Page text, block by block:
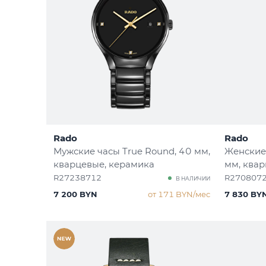
Rado
Мужские часы True Round, 40 мм,
кварцевые, керамика
R27238712 В НАЛИЧИИ
7 200 BYN от 171 BYN/мес
Rado
мм,
7 830